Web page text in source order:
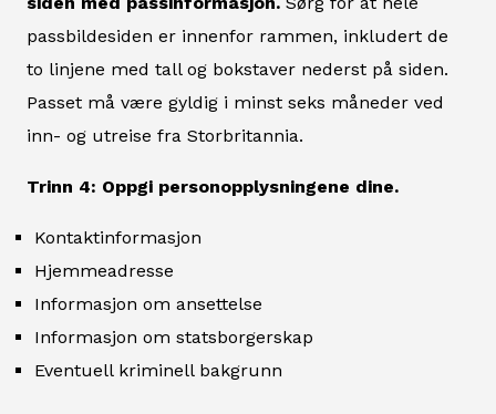
passbildesiden er innenfor rammen, inkludert de
to linjene med tall og bokstaver nederst på siden.
Passet må være gyldig i minst seks måneder ved
inn- og utreise fra Storbritannia.
Trinn 4: Oppgi personopplysningene dine.
Kontaktinformasjon
Hjemmeadresse
Informasjon om ansettelse
Informasjon om statsborgerskap
Eventuell kriminell bakgrunn